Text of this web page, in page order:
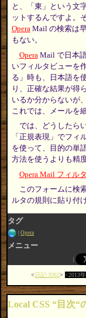
と、「東」という文
ットするんですよ。
OperaMail の検索は
もない。
Opera Mail で日本
いフィルタビューを
る」時も、日本語を
り、正確な結果が得
いるか分からないが
これでは、メールを
では、どうしたら
「正規表現」でフィ
を使って、目的の単
方法を使うよりも精
Opera Mail フィル
このフォームに検
ルタの規則に貼り付
タグ
Opera
メニュー
日記:3262 2013
Local CSS “目次“